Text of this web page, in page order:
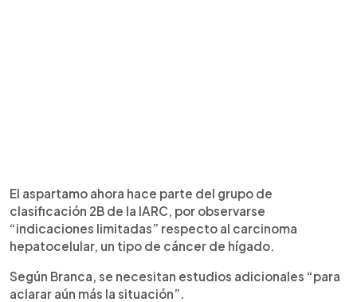
El aspartamo ahora hace parte del grupo de
clasificación 2B de la IARC, por observarse
“indicaciones limitadas” respecto al carcinoma
hepatocelular, un tipo de cáncer de hígado.
Según Branca, se necesitan estudios adicionales “para
aclarar aún más la situación”.